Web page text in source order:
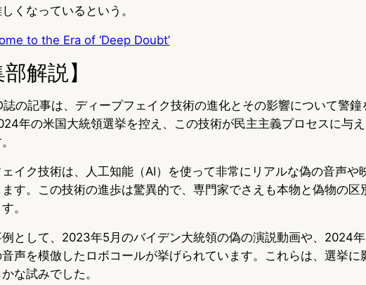
くなっているという。
to the Era of ‘Deep Doubt’
部解説】
誌の記事は、ディープフェイク技術の進化とその影響について警鐘
年の米国大統領選挙を控え、この技術が民主主義プロセスに与
イク技術は、人工知能（AI）を使って非常にリアルな偽の音声や
す。この技術の進歩は驚異的で、専門家でさえも本物と偽物の区
。
として、2023年5月のバイデン大統領の偽の演説動画や、2024
声を模倣したロボコールが挙げられています。これらは、選挙に
な試みでした。